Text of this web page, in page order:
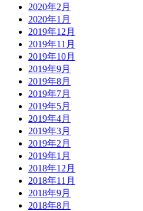
2020年2月
2020年1月
2019年12月
2019年11月
2019年10月
2019年9月
2019年8月
2019年7月
2019年5月
2019年4月
2019年3月
2019年2月
2019年1月
2018年12月
2018年11月
2018年9月
2018年8月